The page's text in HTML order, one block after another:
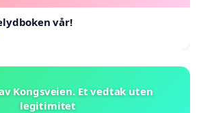
vår!
Kongsveien. Et vedtak uten
legitimitet